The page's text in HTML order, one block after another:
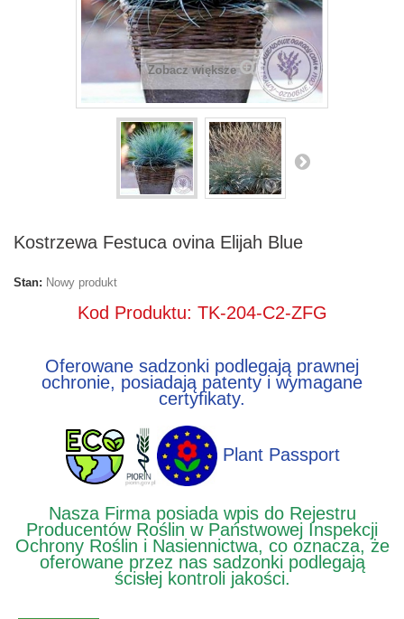
Zobacz większe
Kostrzewa Festuca ovina Elijah Blue
Stan: Nowy produkt
Kod Produktu: TK-204-C2-ZFG
Oferowane sadzonki podlegają prawnej
ochronie, posiadają patenty i wymagane
certyfikaty.
Plant Passport
Nasza Firma posiada wpis do Rejestru
Producentów Roślin w Państwowej Inspekcji
Ochrony Roślin i Nasiennictwa, co oznacza, że
oferowane przez nas sadzonki podlegają
ścisłej kontroli jakości.